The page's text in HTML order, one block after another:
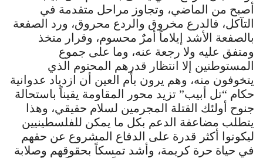
أصبح من الماضي، وتجاوز مراحل متقدمة في
التآكل، فالدرع مخروق والردع محروق، ورد الصفعة
بالصفعة الأشد إيلاماً أمرٌ محسوم، وقرار متخذ
ومتفق عليه ولا رجعة عنه، وما على جموع
المستوطنين إلا انتظار قدرهم المحتوم الذي
يتخوفون منه، وهم يرون بأم العين أن ازدياد عدوانية
حكام “تل أبيب” تزيد محور المقاومة يقيناً باستحالة
جنوح أولئك القتلة المجرمين لسلام حقيقي، وهذا
يتطلب مضاعفة الدعم بكل ما يمكن للفلسطينيين
ليكونوا أكثر قدرة على الدفاع المشروع عن حقهم
في حياة حرة كريمة، وأشد تمسكاً بحقوقهم وصلابة